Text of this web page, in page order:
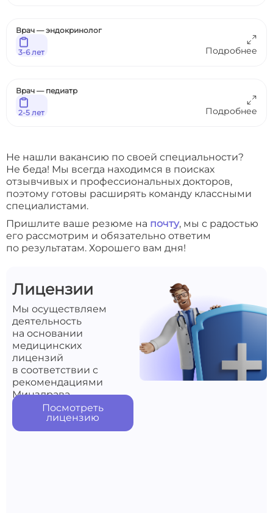
Врач — эндокринолог
Подробнее
3-6 лет
Врач — педиатр
Подробнее
2-5 лет
Не нашли вакансию по своей специальности?
Не беда! Мы всегда находимся в поисках
отзывчивых и профессиональных докторов,
поэтому готовы расширять команду классными
специалистами.
Пришлите ваше резюме на почту, мы с радостью
его рассмотрим и обязательно ответим
по результатам. Хорошего вам дня!
Лицензии
Мы осуществляем
деятельность
на основании
медицинских
лицензий
в соответствии с
рекомендациями
Минздрава
Посмотреть
лицензию